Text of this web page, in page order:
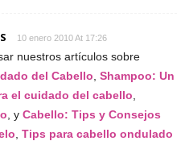
10 enero 2010 At 17:26
nuestros artículos sobre
del Cabello Shampoo: Un
el cuidado del cabello
, y Cabello: Tips y Consejos
Tips para cabello ondulado